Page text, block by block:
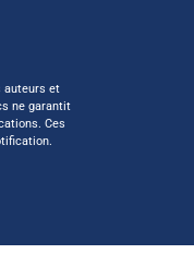
auteurs et
ne garantit
Ces